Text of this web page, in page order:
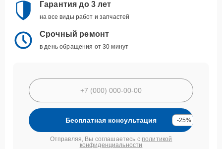
Гарантия до 3 лет
на все виды работ и запчастей
Срочный ремонт
в день обращения от 30 минут
Бесплатная консультация -25%
Отправляя, Вы соглашаетесь с политикой
конфиденциальности